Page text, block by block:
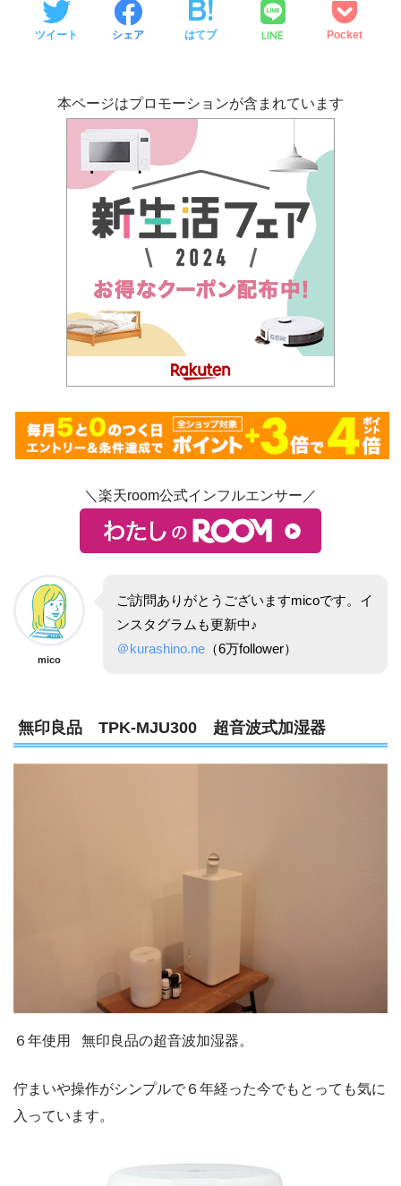
ツイート シェア はてブ LINE Pocket
本ページはプロモーションが含まれています
＼楽天room公式インフルエンサー／
mico
ご訪問ありがとうございますmicoです。イ
ンスタグラムも更新中♪
＠kurashino.ne （6万follower）
無印良品 TPK-MJU300 超音波式加湿器
６年使用 無印良品の超音波加湿器。
佇まいや操作がシンプルで６年経った今でもとっても気に
入っています。